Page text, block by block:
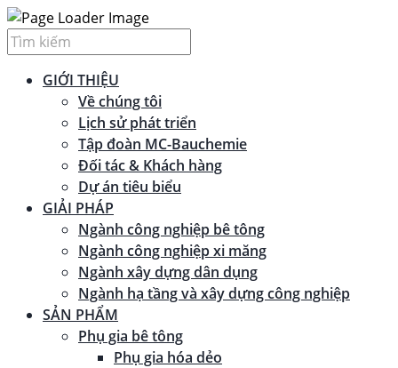
GIỚI THIỆU
Về chúng tôi
Lịch sử phát triển
Tập đoàn MC-Bauchemie
Đối tác & Khách hàng
Dự án tiêu biểu
GIẢI PHÁP
Ngành công nghiệp bê tông
Ngành công nghiệp xi măng
Ngành xây dựng dân dụng
Ngành hạ tầng và xây dựng công nghiệp
SẢN PHẨM
Phụ gia bê tông
Phụ gia hóa dẻo